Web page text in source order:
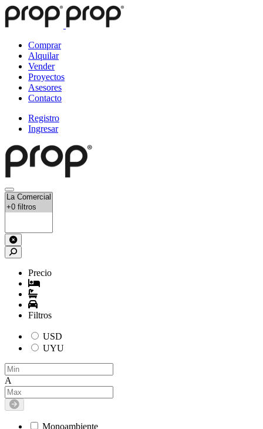
Comprar
Alquilar
Vender
Proyectos
Asesores
Contacto
Registro
Ingresar
Precio
Filtros
USD
UYU
A
Monoambiente